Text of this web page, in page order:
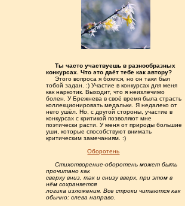
.....Ты часто участвуешь в разнообразных
конкурсах. Что это даёт тебе как автору?
.....Этого вопроса я боялся, но он таки был
тобой задан. :) Участие в конкурсах для меня
как наркотик. Выходит, что я неизлечимо
болен. У Брежнева в своё время была страсть
коллекционировать медальки. Я недалеко от
него ушёл. Но, с другой стороны, участие в
конкурсах с критикой позволяют мне
поэтически расти. У меня от природы большие
уши, которые способствуют внимать
критическим замечаниям. :)
.......................Оборотень
.....Стихотворение-оборотень может быть
прочитано как
сверху вниз, так и снизу вверх, при этом в
нём сохраняется
логика изложения. Все строки читаются как
обычно: слева направо.